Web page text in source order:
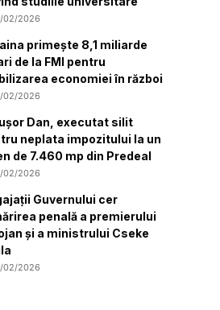
02/2026
primește 8,1 miliarde
de la FMI pentru
economiei în război
02/2026
Dan, executat silit
neplata impozitului la un
de 7.460 mp din Predeal
02/2026
Guvernului cer
penală a premierului
și a ministrului Cseke
02/2026